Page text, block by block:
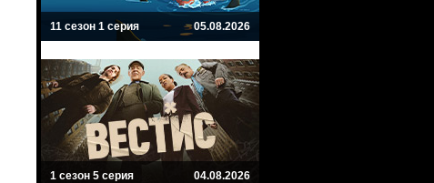
11 сезон 1 серия 05.08.2026
1 сезон 5 серия 04.08.2026